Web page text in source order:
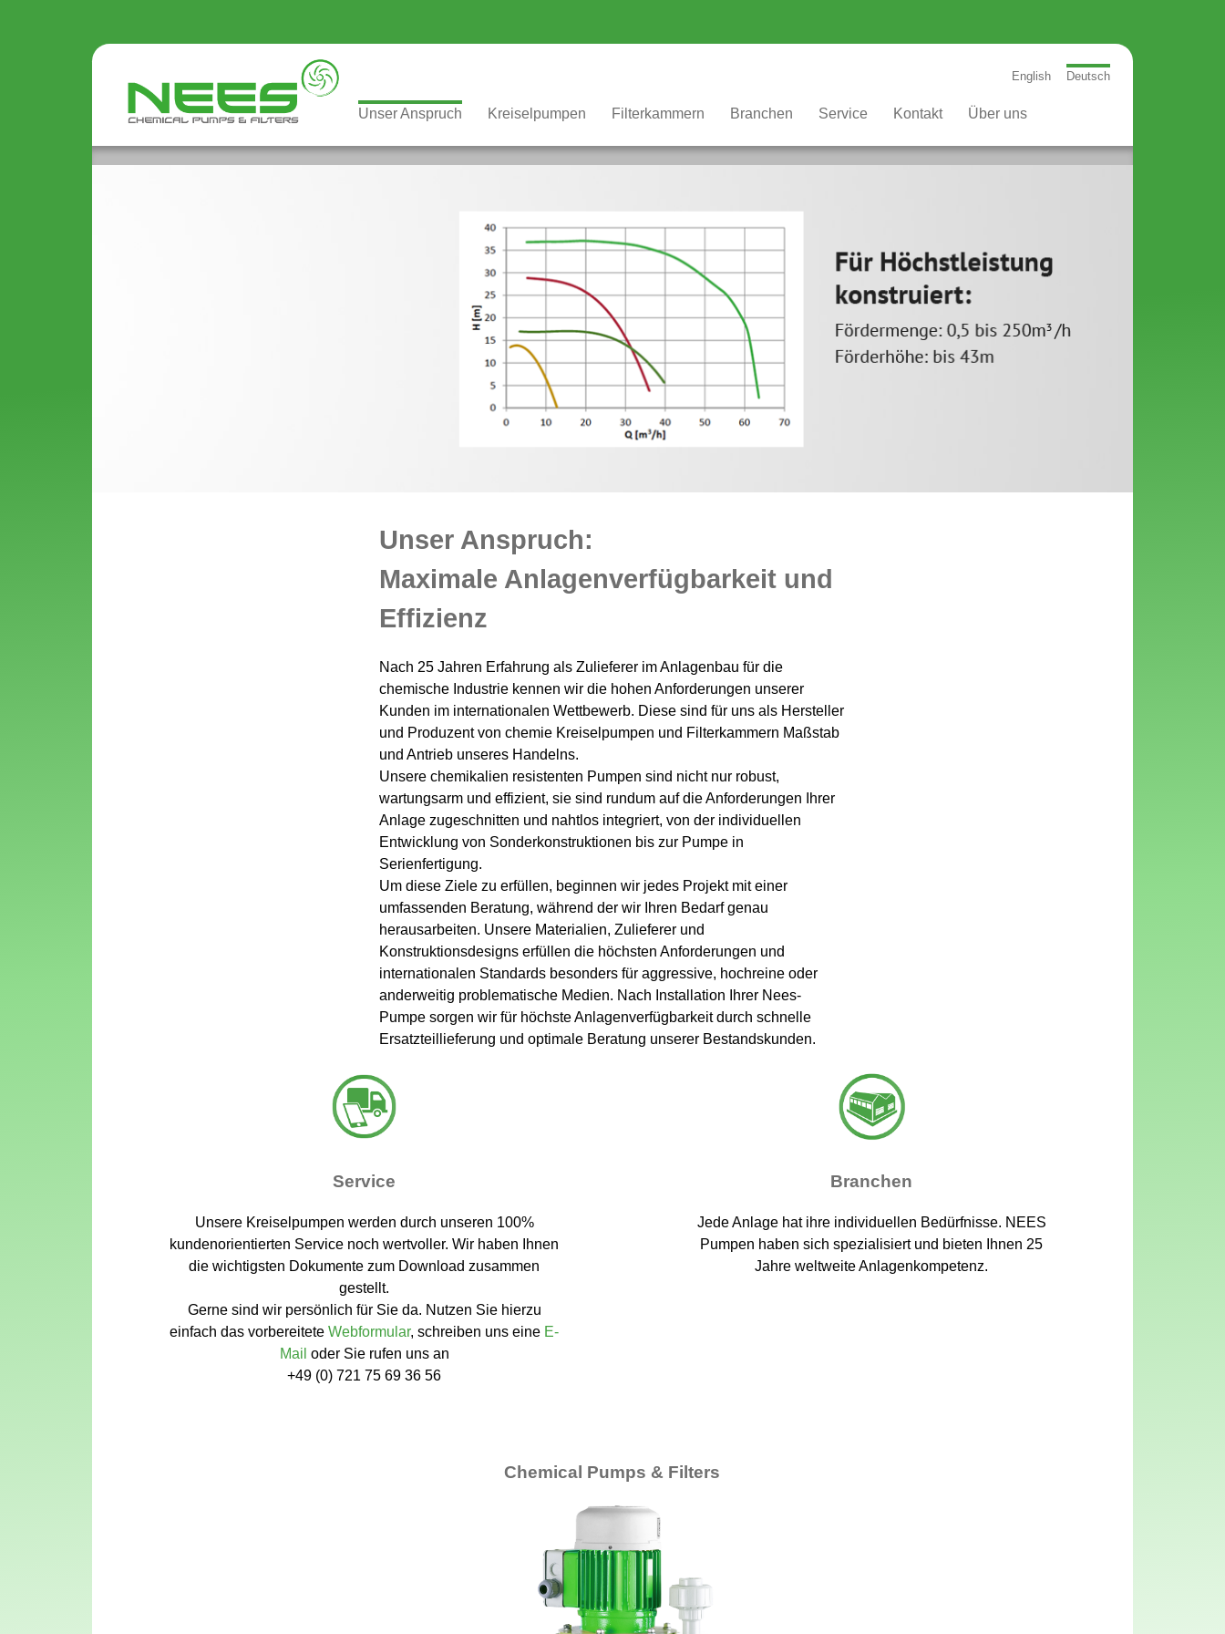
Unser Anspruch Kreiselpumpen Filterkammern Branchen Service Kontakt Über uns
English Deutsch
Unser Anspruch:
Maximale Anlagenverfügbarkeit und
Effizienz
Nach 25 Jahren Erfahrung als Zulieferer im Anlagenbau für die
chemische Industrie kennen wir die hohen Anforderungen unserer
Kunden im internationalen Wettbewerb. Diese sind für uns als Hersteller
und Produzent von chemie Kreiselpumpen und Filterkammern Maßstab
und Antrieb unseres Handelns.
Unsere chemikalien resistenten Pumpen sind nicht nur robust,
wartungsarm und effizient, sie sind rundum auf die Anforderungen Ihrer
Anlage zugeschnitten und nahtlos integriert, von der individuellen
Entwicklung von Sonderkonstruktionen bis zur Pumpe in
Serienfertigung.
Um diese Ziele zu erfüllen, beginnen wir jedes Projekt mit einer
umfassenden Beratung, während der wir Ihren Bedarf genau
herausarbeiten. Unsere Materialien, Zulieferer und
Konstruktionsdesigns erfüllen die höchsten Anforderungen und
internationalen Standards besonders für aggressive, hochreine oder
anderweitig problematische Medien. Nach Installation Ihrer Nees-
Pumpe sorgen wir für höchste Anlagenverfügbarkeit durch schnelle
Ersatzteillieferung und optimale Beratung unserer Bestandskunden.
Service
Unsere Kreiselpumpen werden durch unseren 100%
kundenorientierten Service noch wertvoller. Wir haben Ihnen
die wichtigsten Dokumente zum Download zusammen
gestellt.
Gerne sind wir persönlich für Sie da. Nutzen Sie hierzu
einfach das vorbereiteteWebformular, schreiben uns eine E-
Mail oder Sie rufen uns an
+49 (0) 721 75 69 36 56
Branchen
Jede Anlage hat ihre individuellen Bedürfnisse. NEES
Pumpen haben sich spezialisiert und bieten Ihnen 25
Jahre weltweite Anlagenkompetenz.
Chemical Pumps & Filters